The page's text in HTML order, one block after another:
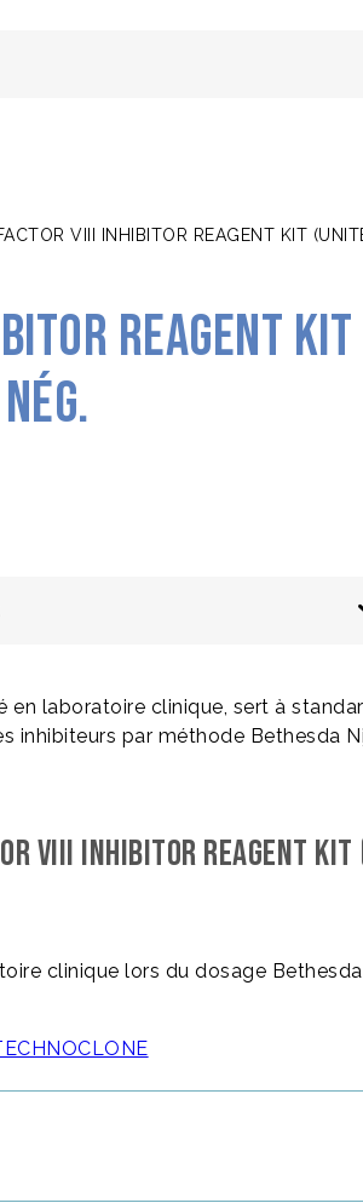
VIII INHIBITOR REAGENT KIT
Reagent
en laboratoire clinique, sert à
inhibiteurs par méthode Bethesda
VIII INHIBITOR REAGENT
clinique lors du dosage